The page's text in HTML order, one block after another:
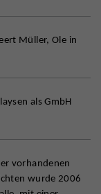
Müller, Ole in
als GmbH
vorhandenen
wurde 2006